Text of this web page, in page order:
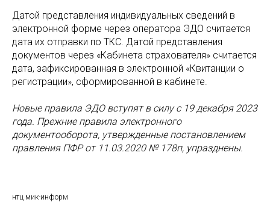
Датой представления индивидуальных сведений в
электронной форме через оператора ЭДО считается
дата их отправки по ТКС. Датой представления
документов через «Кабинета страхователя» считается
дата, зафиксированная в электронной «Квитанции о
регистрации», сформированной в кабинете.
Новые правила ЭДО вступят в силу с 19 декабря 2023
года. Прежние правила электронного
документооборота, утвержденные постановлением
правления ПФР от 11.03.2020 № 178п, упразднены.
нтц мик-информ